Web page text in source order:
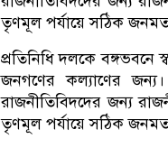
তৃণমূল পর্যায়ে সঠিক
প্রতিনিধি দলকে বঙ্গভবনে
জনগণের কল্যাণের
রাজনীতিবিদদের জন্য
তৃণমূল পর্যায়ে সঠিক